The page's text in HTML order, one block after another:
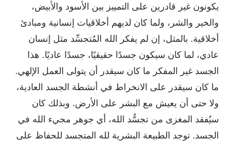
يكونون غير قادرين على التمييز بين الأسود والأبيض،
والخير والشر، ولما كان لديهم أخلاقيات إنسانية ومبادئ
أخلاقية. بالمثل، إن لم يفكر الله المُتجسِّد مثل إنسان
عادي، لما كان سيكون جسدًا حقيقيًا، جسدًا عاديًا. هذا
الجسد غير المفكر ما كان سيقدر أن يتولى العمل الإلهي.
ما كان سيقدر على الانخراط في أنشطة الجسد العادية،
ولا حتى أن يعيش مع البشر على الأرض. وبذلك كان
سيُفقد المغزى من تجسُّد الله، أي جوهر مجيء الله في
الجسد. توجد الطبيعة البشرية لله المتجسد للحفاظ على